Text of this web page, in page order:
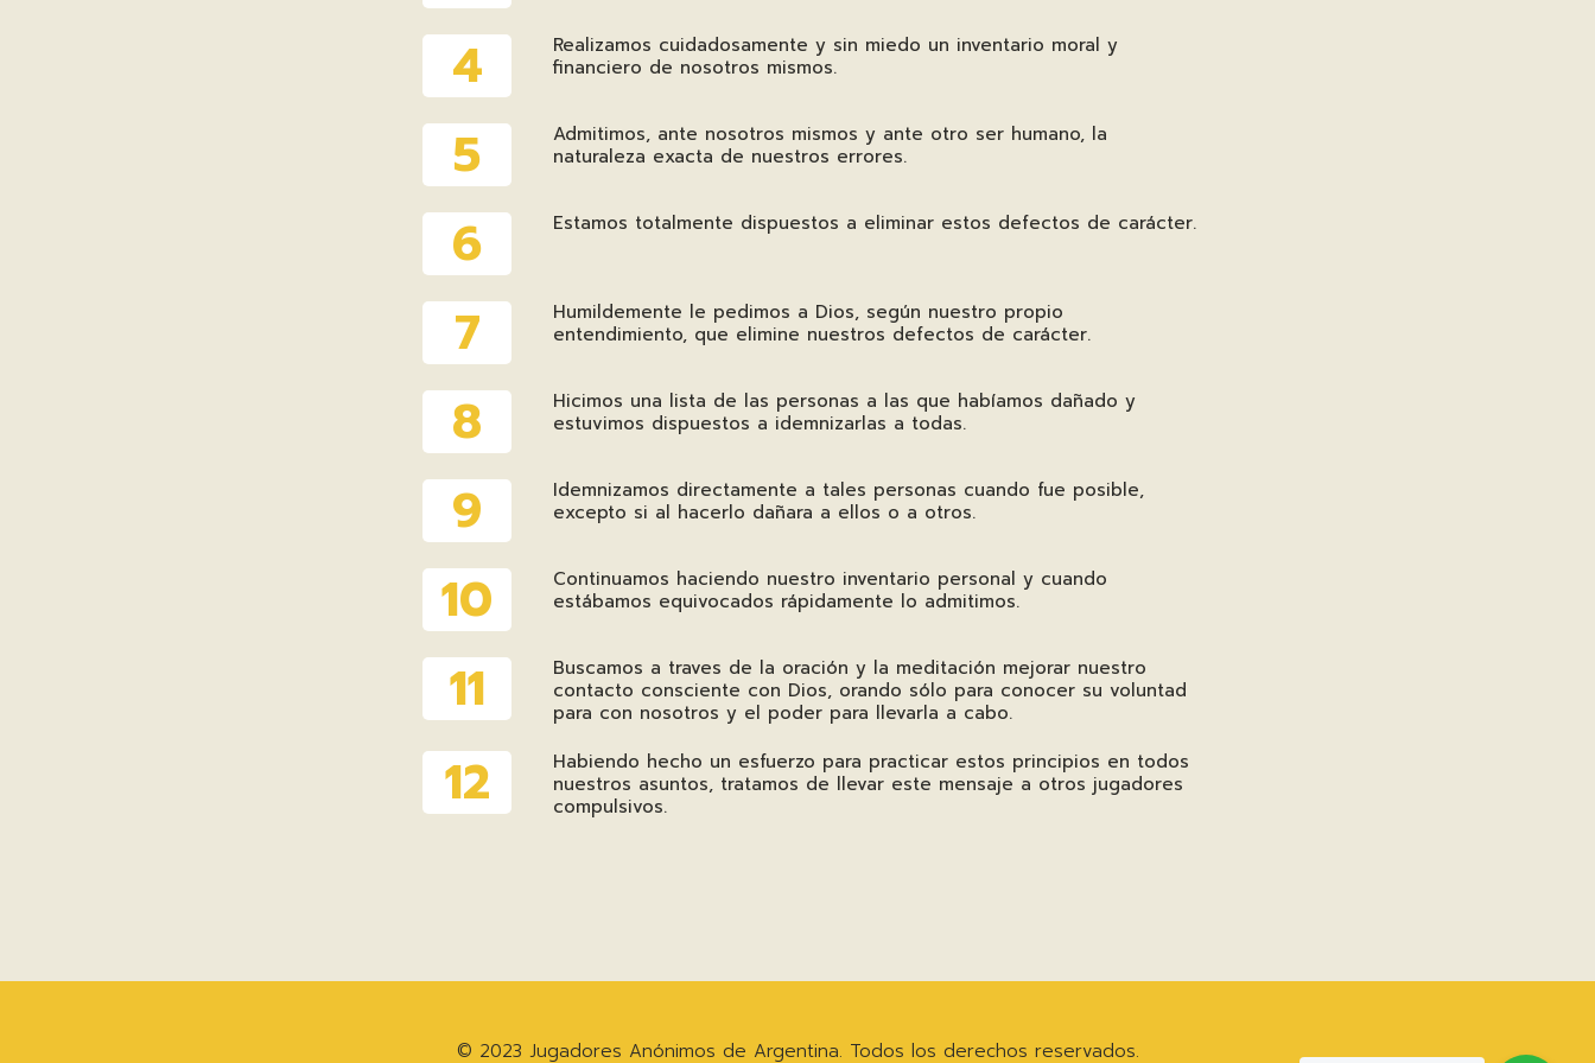
Realizamos cuidadosamente y sin miedo un inventario moral y
financiero de nosotros mismos.
Admitimos, ante nosotros mismos y ante otro ser humano, la
naturaleza exacta de nuestros errores.
Estamos totalmente dispuestos a eliminar estos defectos de carácter.
Humildemente le pedimos a Dios, según nuestro propio
entendimiento, que elimine nuestros defectos de carácter.
Hicimos una lista de las personas a las que habíamos dañado y
estuvimos dispuestos a idemnizarlas a todas.
Idemnizamos directamente a tales personas cuando fue posible,
excepto si al hacerlo dañara a ellos o a otros.
Continuamos haciendo nuestro inventario personal y cuando
estábamos equivocados rápidamente lo admitimos.
Buscamos a traves de la oración y la meditación mejorar nuestro
contacto consciente con Dios, orando sólo para conocer su voluntad
para con nosotros y el poder para llevarla a cabo.
Habiendo hecho un esfuerzo para practicar estos principios en todos
nuestros asuntos, tratamos de llevar este mensaje a otros jugadores
compulsivos.
© 2023 Jugadores Anónimos de Argentina. Todos los derechos reservados.